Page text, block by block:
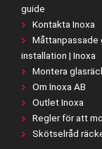
guide
Kontakta Inoxa
Måttanpassade
installation | Inoxa
Montera
Om Inoxa AB
Outlet Inoxa
Regler för att
Skötselråd